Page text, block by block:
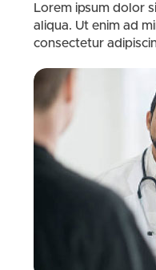
Lorem ipsum dolor
aliqua. Ut enim ad
consectetur